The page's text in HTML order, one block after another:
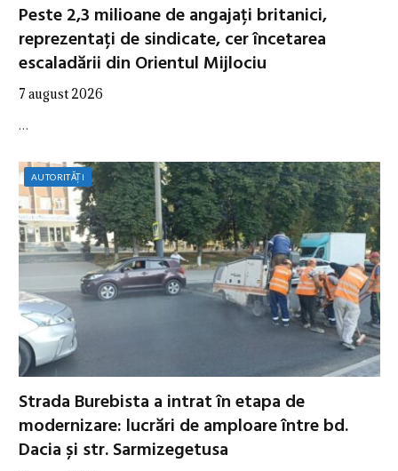
Peste 2,3 milioane de angajați britanici,
reprezentați de sindicate, cer încetarea
escaladării din Orientul Mijlociu
7 august 2026
…
AUTORITĂȚI
Strada Burebista a intrat în etapa de
modernizare: lucrări de amploare între bd.
Dacia și str. Sarmizegetusa